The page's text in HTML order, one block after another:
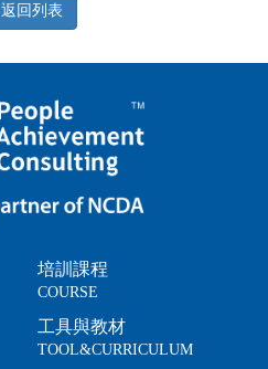
返回列表
培訓課程
COURSE
工具與教材
TOOL&CURRICULUM